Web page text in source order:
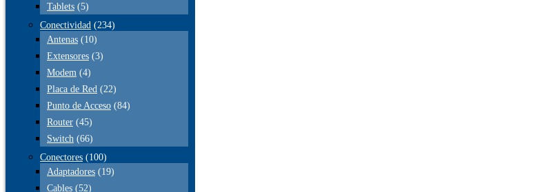
Tablets (5)
Conectividad (234)
Antenas (10)
Extensores (3)
Modem (4)
Placa de Red (22)
Punto de Acceso (84)
Router (45)
Switch (66)
Conectores (100)
Adaptadores (19)
Cables (52)